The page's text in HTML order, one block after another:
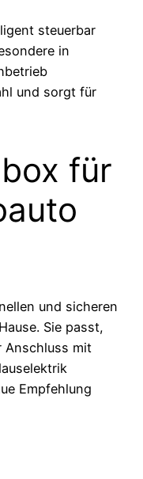
steuerbar
in
und sorgt für
für
und sicheren
Sie passt,
Anschluss mit
Empfehlung